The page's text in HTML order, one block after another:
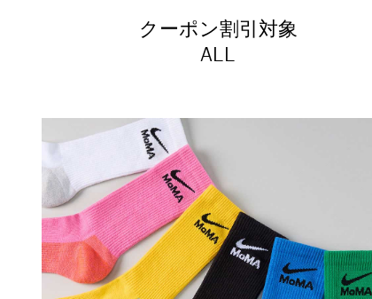
クーポン割引対象
ALL